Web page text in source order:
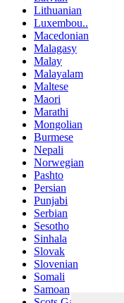
Lithuanian
Luxembou..
Macedonian
Malagasy
Malay
Malayalam
Maltese
Maori
Marathi
Mongolian
Burmese
Nepali
Norwegian
Pashto
Persian
Punjabi
Serbian
Sesotho
Sinhala
Slovak
Slovenian
Somali
Samoan